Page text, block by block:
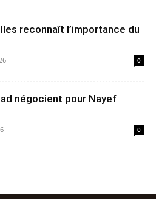
reconnaît l’importance du
0
négocient pour Nayef
0